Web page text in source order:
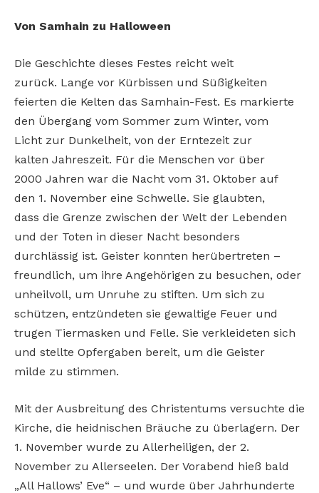
Von Samhain zu Halloween
Die Geschichte dieses Festes reicht weit
zurück. Lange vor Kürbissen und Süßigkeiten
feierten die Kelten das Samhain-Fest. Es markierte
den Übergang vom Sommer zum Winter, vom
Licht zur Dunkelheit, von der Erntezeit zur
kalten Jahreszeit. Für die Menschen vor über
2000 Jahren war die Nacht vom 31. Oktober auf
den 1. November eine Schwelle. Sie glaubten,
dass die Grenze zwischen der Welt der Lebenden
und der Toten in dieser Nacht besonders
durchlässig ist. Geister konnten herübertreten –
freundlich, um ihre Angehörigen zu besuchen, oder
unheilvoll, um Unruhe zu stiften. Um sich zu
schützen, entzündeten sie gewaltige Feuer und
trugen Tiermasken und Felle. Sie verkleideten sich
und stellte Opfergaben bereit, um die Geister
milde zu stimmen.
Mit der Ausbreitung des Christentums versuchte die
Kirche, die heidnischen Bräuche zu überlagern. Der
1. November wurde zu Allerheiligen, der 2.
November zu Allerseelen. Der Vorabend hieß bald
„All Hallows’ Eve“ – und wurde über Jahrhunderte